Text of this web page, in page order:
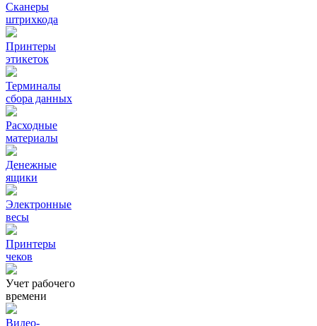
Сканеры
штрихкода
Принтеры
этикеток
Терминалы
сбора данных
Расходные
материалы
Денежные
ящики
Электронные
весы
Принтеры
чеков
Учет рабочего
времени
Видео‑